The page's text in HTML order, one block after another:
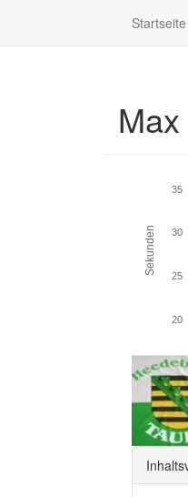
Startseite
Sekunden
20
25
30
35